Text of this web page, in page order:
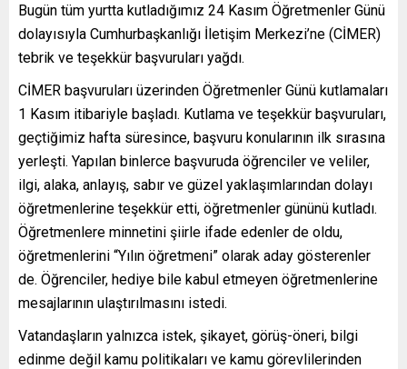
Bugün tüm yurtta kutladığımız 24 Kasım Öğretmenler Günü
dolayısıyla Cumhurbaşkanlığı İletişim Merkezi’ne (CİMER)
tebrik ve teşekkür başvuruları yağdı.
CİMER başvuruları üzerinden Öğretmenler Günü kutlamaları
1 Kasım itibariyle başladı. Kutlama ve teşekkür başvuruları,
geçtiğimiz hafta süresince, başvuru konularının ilk sırasına
yerleşti. Yapılan binlerce başvuruda öğrenciler ve veliler,
ilgi, alaka, anlayış, sabır ve güzel yaklaşımlarından dolayı
öğretmenlerine teşekkür etti, öğretmenler gününü kutladı.
Öğretmenlere minnetini şiirle ifade edenler de oldu,
öğretmenlerini “Yılın öğretmeni” olarak aday gösterenler
de. Öğrenciler, hediye bile kabul etmeyen öğretmenlerine
mesajlarının ulaştırılmasını istedi.
Vatandaşların yalnızca istek, şikayet, görüş-öneri, bilgi
edinme değil kamu politikaları ve kamu görevlilerinden